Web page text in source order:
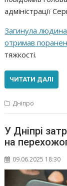
адміністрації
Загинула
отримав
тяжкості.
ЧИТАТИ ДАЛІ
Дніпро
У Дніпрі
на
09.06.2025 18:30